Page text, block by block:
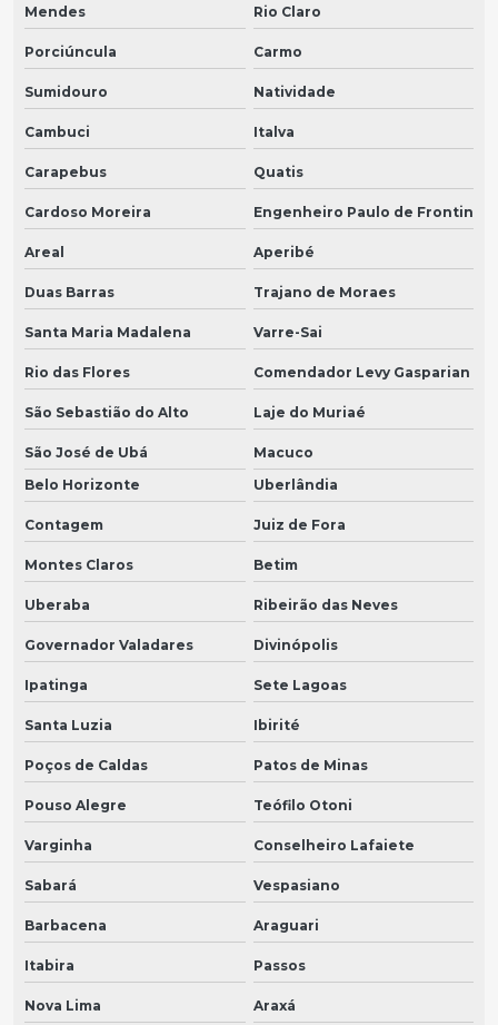
Mendes Rio Claro
Porciúncula Carmo
Sumidouro Natividade
Cambuci Italva
Carapebus Quatis
Cardoso Moreira Engenheiro Paulo de Frontin
Areal Aperibé
Duas Barras Trajano de Moraes
Santa Maria Madalena Varre-Sai
Rio das Flores Comendador Levy Gasparian
São Sebastião do Alto Laje do Muriaé
São José de Ubá
Macuco
Belo Horizonte
Uberlândia
Contagem Juiz de Fora
Montes Claros Betim
Uberaba Ribeirão das Neves
Governador Valadares Divinópolis
Ipatinga Sete Lagoas
Santa Luzia Ibirité
Poços de Caldas Patos de Minas
Pouso Alegre Teófilo Otoni
Varginha Conselheiro Lafaiete
Sabará Vespasiano
Barbacena Araguari
Itabira Passos
Nova Lima Araxá